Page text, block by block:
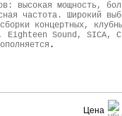
высокая мощность,
частота. Широкий
концертных,
Eighteen Sound, SICA,
.
Цена